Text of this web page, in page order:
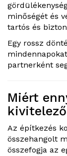
minőségét és
tartós és
Egy rossz
partnerként
Miért
Az építkezés
összehangolt
összefogja az